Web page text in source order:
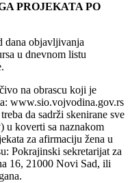
PROJEKATA PO
dana objavljivanja
u dnevnom listu
na obrascu koji je
www.sio.vojvodina.gov.rs
da sadrži skenirane sve
u koverti sa naznakom
za afirmaciju žena u
Pokrajinski sekretarijat za
16, 21000 Novi Sad, ili